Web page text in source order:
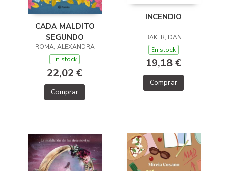
CADA MALDITO
SEGUNDO
ROMA, ALEXANDRA
En stock
22,02 €
Comprar
INCENDIO
BAKER, DAN
En stock
19,18 €
Comprar